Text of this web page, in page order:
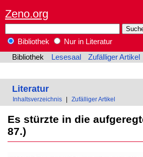
Zeno.org
Bibliothek
Nur in Literatur
Bibliothek
Lesesaal Zufälliger Artikel
Literatur
Inhaltsverzeichnis Zufälliger Artikel
Es stürzte in die
87.)